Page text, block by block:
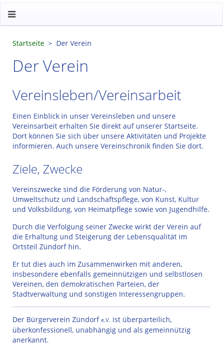
Startseite Der Verein
Der Verein
Vereinsleben/Vereinsarbeit
Einen Einblick in unser Vereinsleben und unsere
Vereinsarbeit erhalten Sie direkt auf unserer Startseite.
Dort können Sie sich über unsere Aktivitäten und Projekte
informieren. Auch unsere Vereinschronik finden Sie dort.
Ziele, Zwecke
Vereinszwecke sind die Förderung von Natur-,
Umweltschutz und Landschaftspflege, von Kunst, Kultur
und Volksbildung, von Heimatpflege sowie von Jugendhilfe.
Durch die Verfolgung seiner Zwecke wirkt der Verein auf
die Erhaltung und Steigerung der Lebensqualität im
Ortsteil Zündorf hin.
Er tut dies auch im Zusammenwirken mit anderen,
insbesondere ebenfalls gemeinnützigen und selbstlosen
Vereinen, den demokratischen Parteien, der
Stadtverwaltung und sonstigen Interessengruppen.
Der Bürgerverein Zündorf e.V. ist überparteilich,
überkonfessionell, unabhängig und als gemeinnützig
anerkannt.